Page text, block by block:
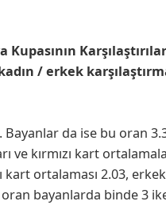
/ erkek
Bayanlar da ise bu oran
ve kırmızı kart
ortalaması 2.03,
oran bayanlarda binde 3